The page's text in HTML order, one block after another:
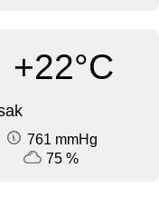
+22°C
761 mmHg
75 %